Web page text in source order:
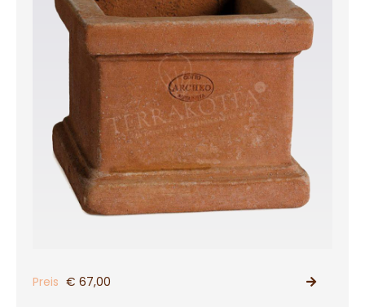
Preis € 67,00
PRODUKT ANSEHEN